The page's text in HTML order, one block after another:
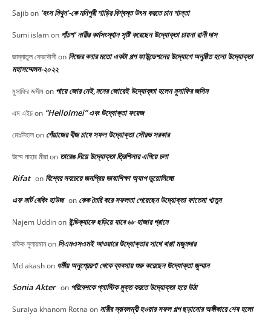
Sajibon ‘হংস মিথুন’-কে মনিপুরী শাড়ির বিশ্বস্ত উৎস করতে চান শান্তা
Sumi islamon পাঁচশ’ নারীর কর্মসংস্থান সৃষ্টি করেছেন উদ্যোক্তা চায়না রানী দাস
জান্নাতুল ফেরদৌসীon নিজের বলার মতো একটা গল্প ফাউন্ডেশনের উদ্যোগে অনুষ্ঠিত হলো উদ্যোক্তা
মহাসম্মেলন-২০২২
মুসাফির জসীমon পায়ে জোর নেই,মনের জোরেই উদ্যোক্তা হলেন মুসাফির জসিম
এম এইচon “HelloImei” এবং উদ্যোক্তা ফয়েজ
মোঃনিহালon পেঁয়াজের বীজ চাষে সফল উদ্যোক্তা সৌরভ সরকার
উম্মে নাহার মীরাon তারেঙ নিয়ে উদ্যোক্তা ত্রিশিলার এগিয়ে চলা
Rifat on বিশ্বের সবচেয়ে জনপ্রিয় ভাষাশিক্ষা অ্যাপ ডুয়োলিঙ্গো
এফ মার্ট বেকিং হাউজ on কেক তৈরি করে সফলতা পেয়েছেন উদ্যোক্তা ফাতেমা খাতুন
Najem Uddinon ইন্ডিক্যাফে ছড়িয়ে যাবে ৬৮ হাজার গ্রামে
রফিক সুলায়মানon সিএমএসএমই আওয়ারে উদ্যোক্তার সাথে বাপ্পা মজুমদার
Md akashon ধর্মীয় অনুপ্রেরণা থেকে ব্যবসায় শুরু করেছেন উদ্যোক্তা জুম্মান
Sonia Akter on পরিবেশকে প্লাস্টিক মুক্ত করতে উদ্যোক্তা হয়ে উঠা
Suraiya khanom Rotna on নারীর স্বাবলম্বী হওয়ার সফল গল্প ছড়ানোর অঙ্গীকারে শেষ হলো